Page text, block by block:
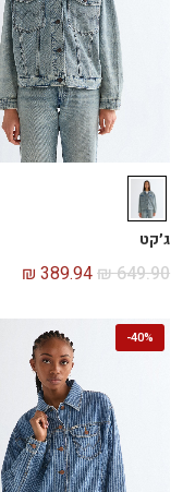
ג׳קט
₪649.90
₪ 389.94
40%
-